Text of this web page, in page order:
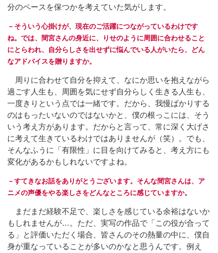
分のペースを保つかを考えていた気がします。
－そういう心掛けが、現在のご活躍につながっているわけです
ね。では、間宮さんの身近に、りせのように周囲に合わせること
にとらわれ、自分らしさを出せずに悩んでいる人がいたら、どん
なアドバイスを贈りますか。
周りに合わせて自分を抑えて、なにか思いを抱えながら
過ごす人生も、周囲を気にせず自分らしく生きる人生も、
一度きりという点では一緒です。だから、我慢ばかりする
のはもったいないのではないかと、僕の根っこには、そう
いう考え方があります。だからと言って、常に深く大げさ
に考えて生きているわけではありませんが（笑）。でも、
そんなふうに「有限性」に目を向けてみると、考え方にも
変化があるかもしれないですよね。
－すてきなお話をありがとうございます。そんな間宮さんは、ア
ニメの声優をやる楽しさをどんなところに感じていますか。
まだまだ経験不足で、楽しさを感じている余裕はないか
もしれませんが…。ただ、実写の作品で「この役が合って
る」と評価いただく場合、皆さんのその熱量の中に、僕自
身が重なっていることが多いのかなと思うんです。例え